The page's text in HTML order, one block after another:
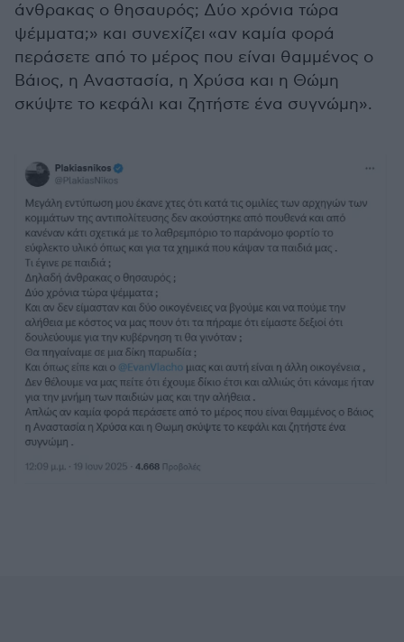
άνθρακας ο θησαυρός; Δύο χρόνια τώρα
ψέμματα;» και συνεχίζει «αν καμία φορά
περάσετε από το μέρος που είναι θαμμένος ο
Βάιος, η Αναστασία, η Χρύσα και η Θώμη
σκύψτε το κεφάλι και ζητήστε ένα συγνώμη».